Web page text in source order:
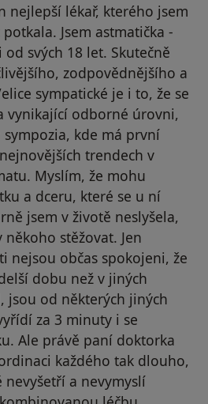
nejlepší lékař, kterého jsem
Jsem astmatička -
svých 18 let. Skutečně
zodpovědnějšího a
sympatické je i to, že se
vynikající odborné úrovni,
kde má první
trendech v
Myslím, že mohu
a dceru, které se u ní
jsem v životě neslyšela,
stěžovat. Jen
nejsou občas spokojeni, že
dobu než v jiných
jsou od některých jiných
za 3 minuty i se
Ale právě paní doktorka
každého tak dlouho,
a nevymyslí